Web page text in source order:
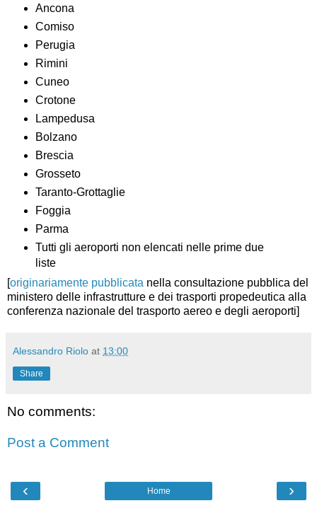
Ancona
Comiso
Perugia
Rimini
Cuneo
Crotone
Lampedusa
Bolzano
Brescia
Grosseto
Taranto-Grottaglie
Foggia
Parma
Tutti gli aeroporti non elencati nelle prime due
liste
[originariamente pubblicata nella consultazione pubblica del
ministero delle infrastrutture e dei trasporti propedeutica alla
conferenza nazionale del trasporto aereo e degli aeroporti]
Alessandro Riolo at 13:00
Share
No comments:
Post a Comment
‹ ›
Home